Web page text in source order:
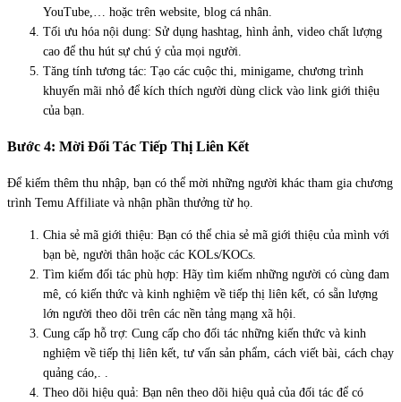
YouTube,… hoặc trên website, blog cá nhân.
Tối ưu hóa nội dung: Sử dụng hashtag, hình ảnh, video chất lượng
cao để thu hút sự chú ý của mọi người.
Tăng tính tương tác: Tạo các cuộc thi, minigame, chương trình
khuyến mãi nhỏ để kích thích người dùng click vào link giới thiệu
của bạn.
Bước 4: Mời Đối Tác Tiếp Thị Liên Kết
Để kiếm thêm thu nhập, bạn có thể mời những người khác tham gia chương
trình Temu Affiliate và nhận phần thưởng từ họ.
Chia sẻ mã giới thiệu: Bạn có thể chia sẻ mã giới thiệu của mình với
bạn bè, người thân hoặc các KOLs/KOCs.
Tìm kiếm đối tác phù hợp: Hãy tìm kiếm những người có cùng đam
mê, có kiến thức và kinh nghiệm về tiếp thị liên kết, có sẵn lượng
lớn người theo dõi trên các nền tảng mạng xã hội.
Cung cấp hỗ trợ: Cung cấp cho đối tác những kiến thức và kinh
nghiệm về tiếp thị liên kết, tư vấn sản phẩm, cách viết bài, cách chạy
quảng cáo,. .
Theo dõi hiệu quả: Bạn nên theo dõi hiệu quả của đối tác để có